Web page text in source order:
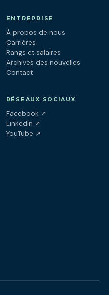
ENTREPRISE
À propos de nous
Carrières
Rangs et salaires
Archives des nouvelles
Contact
RÉSEAUX SOCIAUX
Facebook ↗(ouvre dans un
LinkedIn ↗(ouvre dans un
YouTube ↗(ouvre dans un